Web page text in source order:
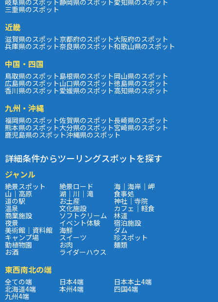
岐阜県のスポット静岡県のスポット愛知県のスポット
三重県のスポット
近畿
滋賀県のスポット京都府のスポット大阪府のスポット
兵庫県のスポット奈良県のスポット和歌山県のスポット
中国・四国
鳥取県のスポット島根県のスポット岡山県のスポット
広島県のスポット山口県のスポット徳島県のスポット
香川県のスポット愛媛県のスポット高知県のスポット
九州・沖縄
福岡県のスポット佐賀県のスポット長崎県のスポット
熊本県のスポット大分県のスポット宮崎県のスポット
鹿児島県のスポット沖縄県のスポット
詳細条件からツーリングスポットを探す
ジャンル
絶景スポット 絶景ロード 海｜海岸｜岬
山｜高原 湖｜川｜滝 食事処
道の駅 お土産 神社｜寺院
温泉 文化施設 カフェ｜軽食
商業施設 ソフトクリーム 林道
夜景 イベント体験 宿泊施設
美術館｜資料館 海鮮 ダム
キャンプ場 スイーツ 珍スポット
動植物園 お肉 麺類
お酒 ライダーハウス
東西南北の端
全ての端 日本4端 日本本土4端
北海道4端 本州4端 四国4端
九州4端